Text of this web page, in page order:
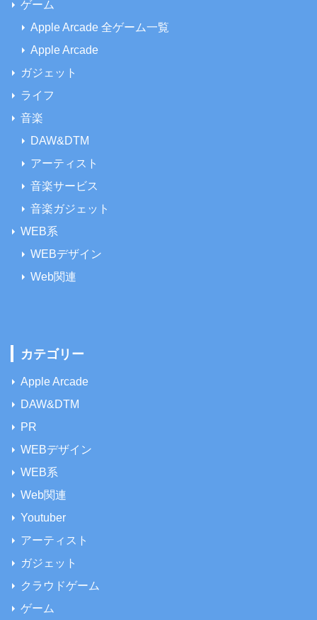
ゲーム
Apple Arcade 全ゲーム一覧
Apple Arcade
ガジェット
ライフ
音楽
DAW&DTM
アーティスト
音楽サービス
音楽ガジェット
WEB系
WEBデザイン
Web関連
カテゴリー
Apple Arcade
DAW&DTM
PR
WEBデザイン
WEB系
Web関連
Youtuber
アーティスト
ガジェット
クラウドゲーム
ゲーム